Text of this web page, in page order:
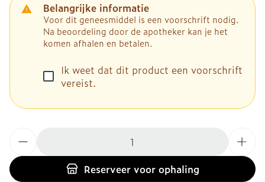
Belangrijke informatie
Voor dit geneesmiddel is een voorschrift nodig.
Na beoordeling door de apotheker kan je het
komen afhalen en betalen.
Ik weet dat dit product een voorschrift
vereist.
Reserveervoor ophaling